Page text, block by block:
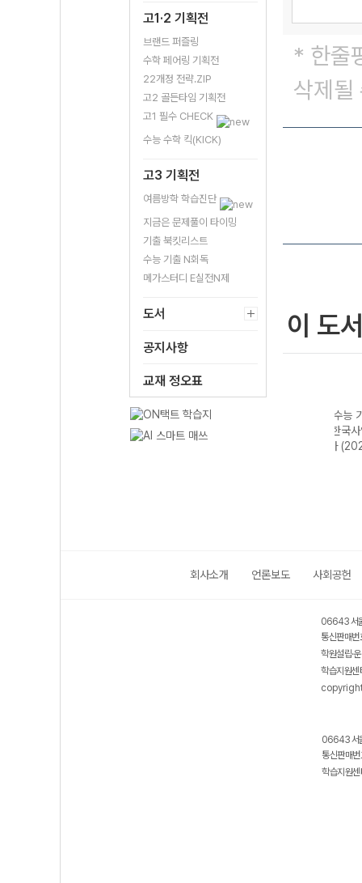
고1·2 기획전
브랜드 퍼즐링
수학 페어링 기획전
22개정 전략.ZIP
고2 골든타임 기획전
고1 필수 CHECK
수능 수학 킥(KICK)
고3 기획전
여름방학 학습진단
지금은 문제풀이 타이밍
기출 북킷리스트
수능 기출 N회독
메가스터디 E실전N제
도서
공지사항
교재 정오표
* 한줄
삭제될
이 도
EBS 수능 기출의
미래 영어영역 영
EBS
미래
역 생
회사소개 언론보도 사회공헌
06643 서
통신판매
학원설립·
학습지원
06643 서
통신판매
학습지원